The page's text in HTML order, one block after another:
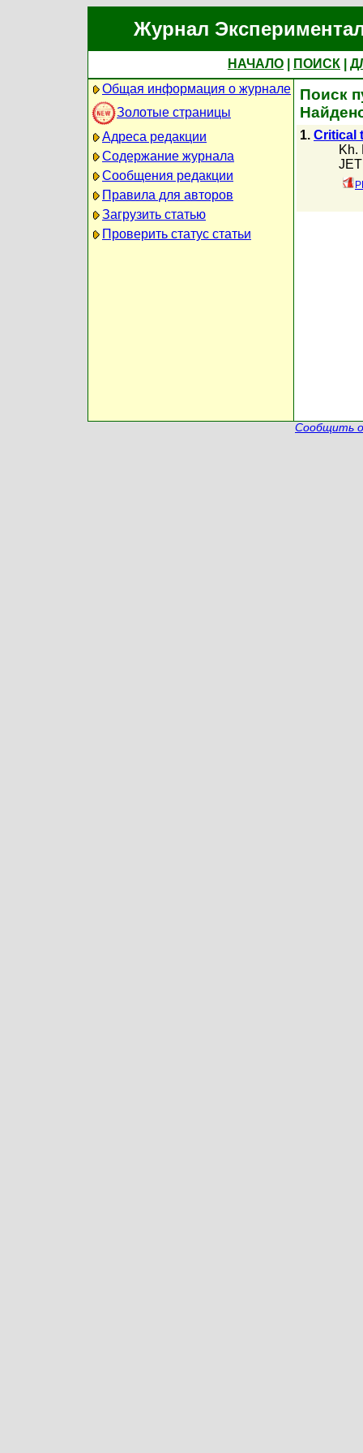
Журнал
НАЧАЛО ПОИСК
Общая информация о журнале
Золотые страницы
Адреса редакции
Содержание журнала
Сообщения редакции
Правила для авторов
Загрузить статью
Проверить статус статьи
Поиск
1. Critical
Kh.
Сообщить о